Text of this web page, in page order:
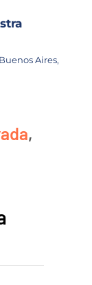
Aires,
,